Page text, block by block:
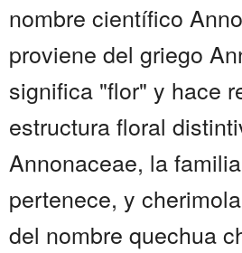
nombre científico
proviene del griego
significa "flor" y hace
estructura floral
Annonaceae, la
pertenece, y
del nombre quechua